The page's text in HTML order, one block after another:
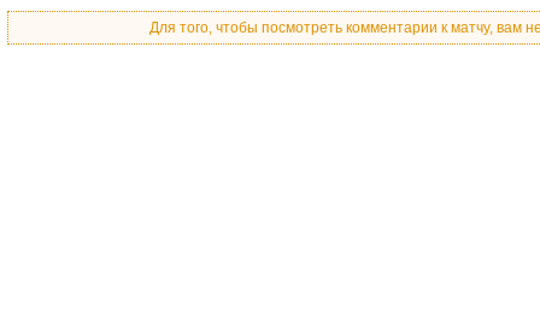
Для того, чтобы посмотреть комментарии к матчу, вам